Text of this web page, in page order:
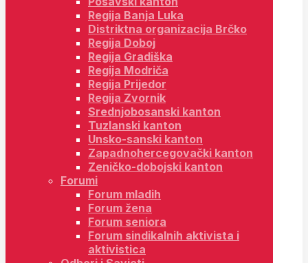
Regija Banja Luka
Distriktna organizacija Brčko
Regija Doboj
Regija Gradiška
Regija Modriča
Regija Prijedor
Regija Zvornik
Srednjobosanski kanton
Tuzlanski kanton
Unsko-sanski kanton
Zapadnohercegovački kanton
Zeničko-dobojski kanton
Forumi
Forum mladih
Forum žena
Forum seniora
Forum sindikalnih aktivista i
aktivistica